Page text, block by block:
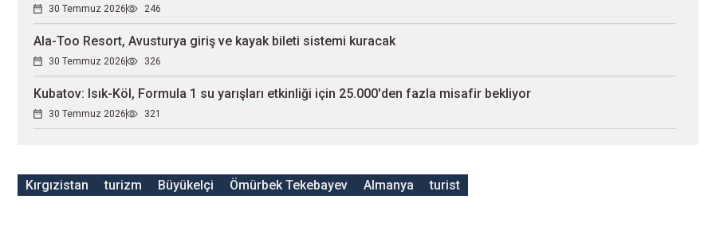
30 Temmuz 2026 246
Ala-Too Resort, Avusturya giriş ve kayak bileti sistemi kuracak
30 Temmuz 2026 326
Kubatov: Isık-Köl, Formula 1 su yarışları etkinliği için 25.000'den fazla misafir bekliyor
30 Temmuz 2026 321
Kırgızistan turizm Büyükelçi Ömürbek Tekebayev Almanya turist